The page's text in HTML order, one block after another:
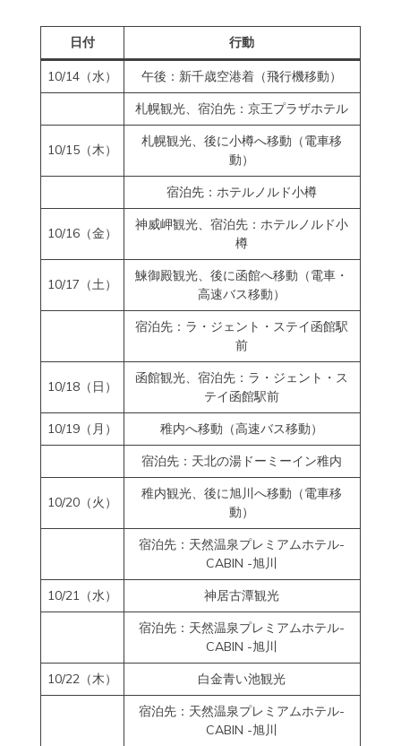
日付 行動
10/14（水）
午後：新千歳空港着（飛行機移動）
札幌観光、宿泊先：京王プラザホテル
10/15（木）
札幌観光、後に小樽へ移動（電車移
動）
宿泊先：ホテルノルド小樽
10/16（金）
神威岬観光、宿泊先：ホテルノルド小
樽
10/17（土）
鰊御殿観光、後に函館へ移動（電車・
高速バス移動）
宿泊先：ラ・ジェント・ステイ函館駅
前
10/18（日）
函館観光、宿泊先：ラ・ジェント・ス
テイ函館駅前
10/19（月）
稚内へ移動（高速バス移動）
宿泊先：天北の湯ドーミーイン稚内
10/20（火）
稚内観光、後に旭川へ移動（電車移
動）
宿泊先：天然温泉プレミアムホテル-
CABIN -旭川
10/21（水）
神居古潭観光
宿泊先：天然温泉プレミアムホテル-
CABIN -旭川
10/22（木）
白金青い池観光
宿泊先：天然温泉プレミアムホテル-
CABIN -旭川